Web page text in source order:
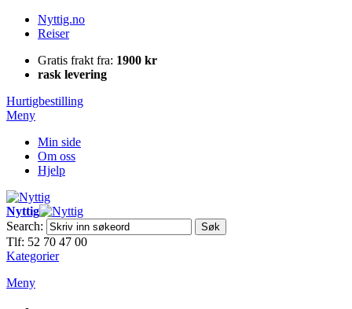
Nyttig.no
Reiser
Gratis frakt fra: 1900 kr
rask levering
Hurtigbestilling
Meny
Min side
Om oss
Hjelp
Nyttig
Search:
Søk
Tlf: 52 70 47 00
Kategorier
Meny